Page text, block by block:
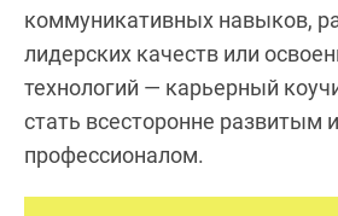
коммуникативных навыков,
лидерских качеств или
технологий — карьерный
стать всесторонне развитым
профессионалом.